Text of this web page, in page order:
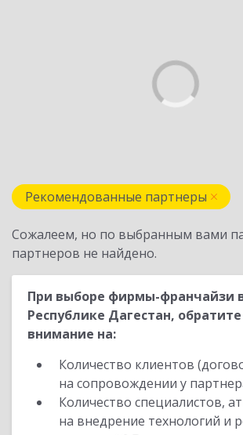
Рекомендованные партнеры
Сожалеем, но по выбранным вами
партнеров не найдено.
При выборе фирмы-франчайзи
Республике Дагестан, обратите
внимание на:
Количество клиентов
на сопровождении у
Количество специалистов,
на внедрение технологий и